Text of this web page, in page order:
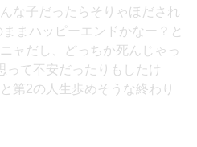
な子だったらそりゃほだされ
まハッピーエンドかなー？と
ャだし、どっちか死んじゃっ
て不安だったりもしたけ
第2の人生歩めそうな終わり